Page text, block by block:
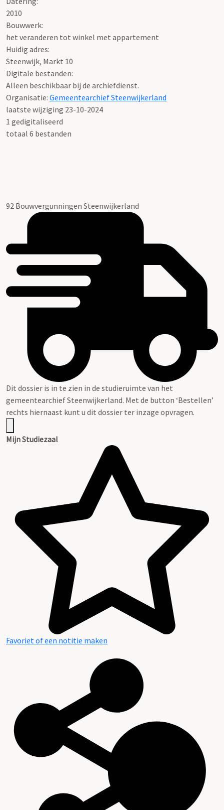
2010
Bouwwerk:
het veranderen tot winkel met appartement
Huidig adres:
Steenwijk, Markt 10
Digitale bestanden:
Alleen beschikbaar bij de archiefdienst.
Organisatie: Gemeentearchief Steenwijkerland
laatste wijziging 23-10-2024
1 gedigitaliseerd
totaal 6 bestanden
92 Bouwvergunningen Steenwijkerland
Dit dossier is in te zien in de studieruimte van het
gemeentearchief Steenwijkerland. Met de button ‘Bestellen’
rechts hiernaast kunt u dit dossier ter inzage opvragen.
Mijn Studiezaal
Favoriet of een notitie maken